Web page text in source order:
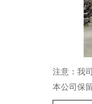
注意：我
本公司保